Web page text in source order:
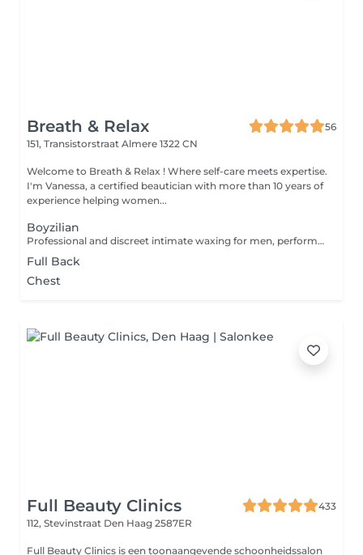
Breath & Relax
56
151, Transistorstraat Almere 1322 CN
Welcome to Breath & Relax ! Where self-care meets expertise.
I'm Vanessa, a certified beautician with more than 10 years of
experience helping women...
Boyzilian
Professional and discreet intimate waxing for men, performed with precision and care. Strict professional environment. Respectful behaviour required.
Full Back
Chest
Full Beauty Clinics
433
112, Stevinstraat Den Haag 2587ER
Full Beauty Clinics is een toonaangevende schoonheidssalon